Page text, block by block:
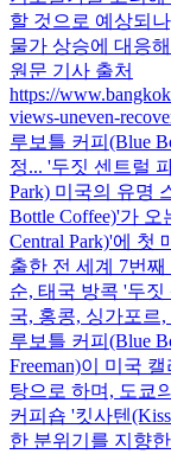
할 것으로 예상되
물가 상승에 대응
원문 기사 출처
https://
views-uneven-
루보틀 커피(Blue
정... '두짓 센트럴
Park) 미국의 유명
Bottle Coffee)'가
Central Park)'에 첫
출한 전 세계 7번
순, 태국 방콕 '두
국, 홍콩, 싱가포르
루보틀 커피(Blue
Freeman)이 미국
탕으로 하며, 도쿄
커피숍 '킷사텐
한 분위기를 지향